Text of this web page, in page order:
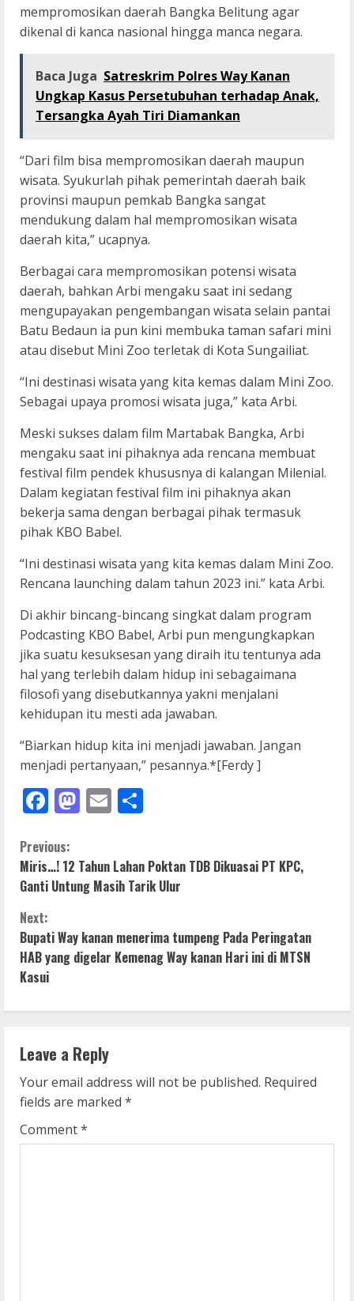
mempromosikan daerah Bangka Belitung agar
dikenal di kanca nasional hingga manca negara.
Baca Juga Satreskrim Polres Way Kanan
Ungkap Kasus Persetubuhan terhadap Anak,
Tersangka Ayah Tiri Diamankan
“Dari film bisa mempromosikan daerah maupun
wisata. Syukurlah pihak pemerintah daerah baik
provinsi maupun pemkab Bangka sangat
mendukung dalam hal mempromosikan wisata
daerah kita,” ucapnya.
Berbagai cara mempromosikan potensi wisata
daerah, bahkan Arbi mengaku saat ini sedang
mengupayakan pengembangan wisata selain pantai
Batu Bedaun ia pun kini membuka taman safari mini
atau disebut Mini Zoo terletak di Kota Sungailiat.
“Ini destinasi wisata yang kita kemas dalam Mini Zoo.
Sebagai upaya promosi wisata juga,” kata Arbi.
Meski sukses dalam film Martabak Bangka, Arbi
mengaku saat ini pihaknya ada rencana membuat
festival film pendek khususnya di kalangan Milenial.
Dalam kegiatan festival film ini pihaknya akan
bekerja sama dengan berbagai pihak termasuk
pihak KBO Babel.
“Ini destinasi wisata yang kita kemas dalam Mini Zoo.
Rencana launching dalam tahun 2023 ini.” kata Arbi.
Di akhir bincang-bincang singkat dalam program
Podcasting KBO Babel, Arbi pun mengungkapkan
jika suatu kesuksesan yang diraih itu tentunya ada
hal yang terlebih dalam hidup ini sebagaimana
filosofi yang disebutkannya yakni menjalani
kehidupan itu mesti ada jawaban.
“Biarkan hidup kita ini menjadi jawaban. Jangan
menjadi pertanyaan,” pesannya.*[Ferdy ]
Facebook
Mastodon
Email
C
o
n
t
i
n
u
e
R
e
Previous:
Miris…! 12 Tahun Lahan Poktan TDB Dikuasai PT KPC,
Ganti Untung Masih Tarik Ulur
Next:
Bupati Way kanan menerima tumpeng Pada Peringatan
HAB yang digelar Kemenag Way kanan Hari ini di MTSN
Kasui
Leave a Reply
Your email address will not be published. Required
fields are marked *
Comment*